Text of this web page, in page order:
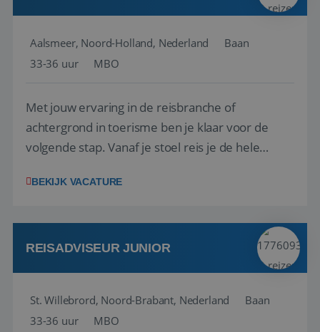
Aalsmeer, Noord-Holland, Nederland
Baan
33-36 uur
MBO
Met jouw ervaring in de reisbranche of
achtergrond in toerisme ben je klaar voor de
volgende stap. Vanaf je stoel reis je de hele
wensen van je team, je klant en wat er in de
klanten te overtuigen om die droomreis te
boeken! ...
BEKIJK VACATURE
REISADVISEUR JUNIOR
St. Willebrord, Noord-Brabant, Nederland
Baan
33-36 uur
MBO